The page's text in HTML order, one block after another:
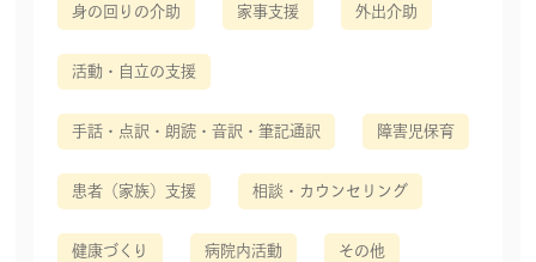
身の回りの介助 家事支援 外出介助
活動・自立の支援
手話・点訳・朗読・音訳・筆記通訳 障害児保育
患者（家族）支援 相談・カウンセリング
健康づくり 病院内活動 その他